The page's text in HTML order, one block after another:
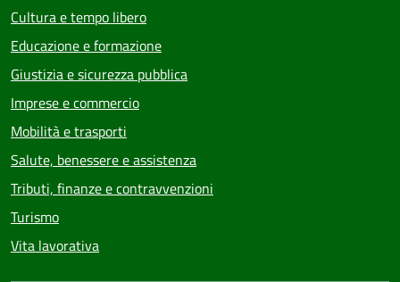
Cultura e tempo libero
Educazione e formazione
Giustizia e sicurezza pubblica
Imprese e commercio
Mobilità e trasporti
Salute, benessere e assistenza
Tributi, finanze e contravvenzioni
Turismo
Vita lavorativa